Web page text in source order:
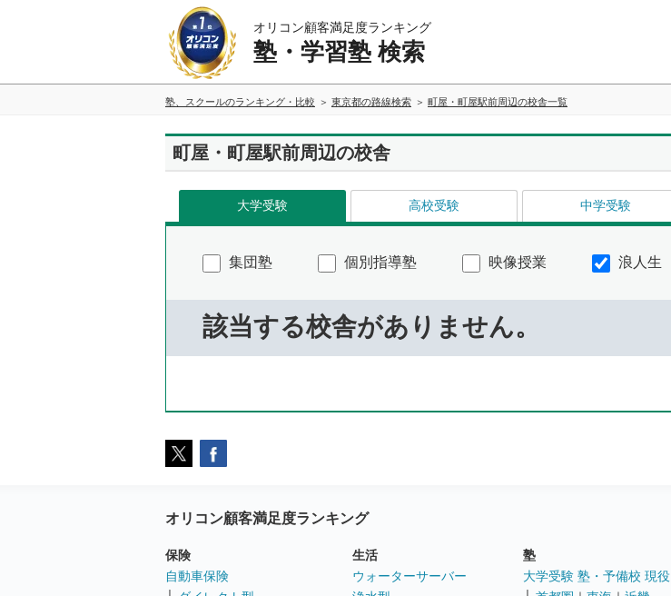
オリコン顧客満足度ランキング
塾・学習塾 検索
塾、スクールのランキング・比較 東京都の路線検索 町屋・町屋駅前周辺の校舎一覧
町屋・町屋駅前周辺の校舎
大学受験 高校受験 中学受験
集団塾 個別指導塾 映像授業 浪人生
該当する校舎がありません。
オリコン顧客満足度ランキング
保険
自動車保険
生活
ウォーターサーバー
塾
大学受験 塾・予備校 現役